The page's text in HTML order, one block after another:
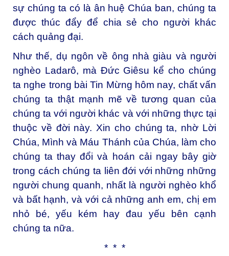
sự chúng ta có là ân huệ Chúa ban, chúng ta
được thúc đẩy để chia sẻ cho người khác
cách quảng đại.
Như thế, dụ ngôn về ông nhà giàu và người
nghèo Ladarô, mà Đức Giêsu kể cho chúng
ta nghe trong bài Tin Mừng hôm nay, chất vấn
chúng ta thật mạnh mẽ về tương quan của
chúng ta với người khác và với những thực tại
thuộc về đời này. Xin cho chúng ta, nhờ Lời
Chúa, Mình và Máu Thánh của Chúa, làm cho
chúng ta thay đổi và hoán cải ngay bây giờ
trong cách chúng ta liên đới với những những
người chung quanh, nhất là người nghèo khổ
và bất hạnh, và với cả những anh em, chị em
nhỏ bé, yếu kém hay đau yếu bên cạnh
chúng ta nữa.
* * *